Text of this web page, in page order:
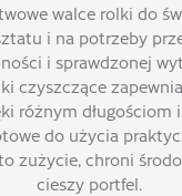
walce rolki do
i na potrzeby
i sprawdzonej
czyszczące
różnym długościom
do użycia
zużycie, chroni
cieszy portfel.